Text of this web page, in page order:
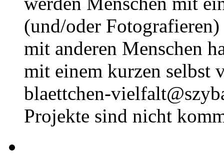
(und/oder
mit anderen Menschen
mit einem kurzen selbst
blaettchen-
Projekte sind nicht